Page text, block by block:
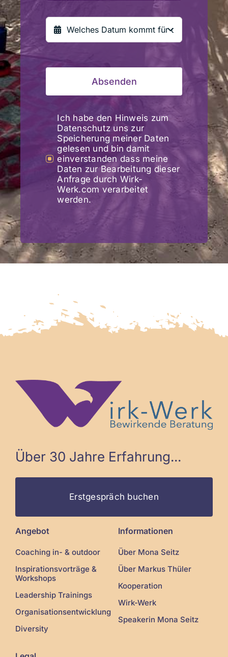
Absenden
Ich habe den Hinweis zum
Datenschutz uns zur
Speicherung meiner Daten
gelesen und bin damit
einverstanden dass meine
Daten zur Bearbeitung dieser
Anfrage durch Wirk-
Werk.com verarbeitet
werden.
Über 30 Jahre Erfahrung...
Erstgespräch buchen
Angebot
Coaching in- & outdoor
Inspirationsvorträge &
Workshops
Leadership Trainings
Organisationsentwicklung
Diversity
Informationen
Über Mona Seitz
Über Markus Thüler
Kooperation
Wirk-Werk
Speakerin Mona Seitz